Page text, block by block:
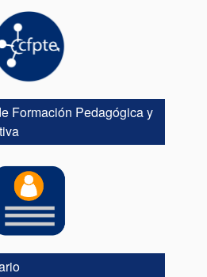
Formación Pedagógica y